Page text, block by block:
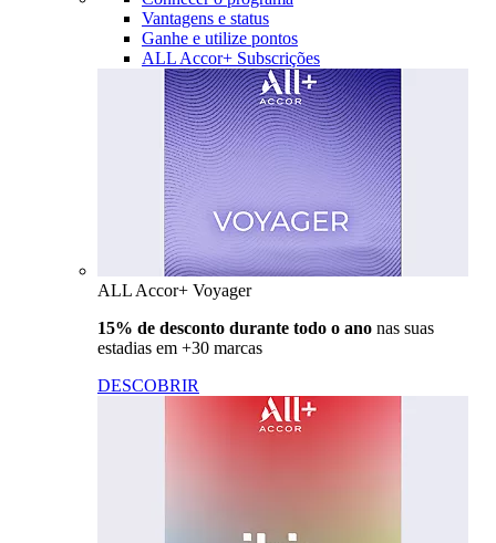
Vantagens e status
Ganhe e utilize pontos
ALL Accor+ Subscrições
ALL Accor+ Voyager
15% de desconto durante todo o ano nas suas
estadias em +30 marcas
DESCOBRIR